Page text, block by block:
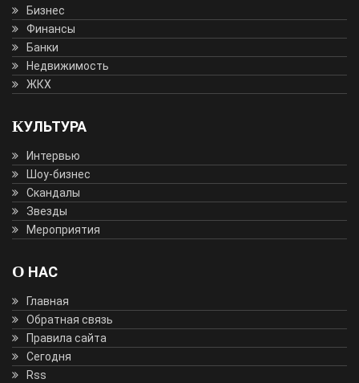
Бизнес
Финансы
Банки
Недвижимость
ЖКХ
КУЛЬТУРА
Интервью
Шоу-бизнес
Скандалы
Звезды
Мероприятия
О НАС
Главная
Обратная связь
Правила сайта
Сегодня
Rss